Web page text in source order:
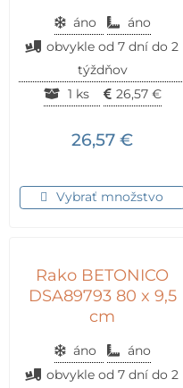
áno
áno
obvykle od 7 dní do 2
týždňov
1 ks
26,57 €
26,57 €
Vybrať množstvo
Rako BETONICO
DSA89793 80 x 9,5
cm
áno
áno
obvykle od 7 dní do 2